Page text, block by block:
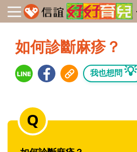
如何診斷麻疹？
我也想問 💡